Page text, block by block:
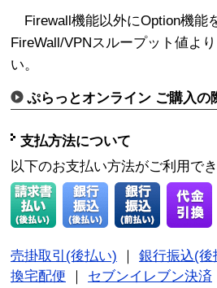
Firewall機能以外にOption機能
FireWall/VPNスループット値よ
い。
ぷらっとオンライン ご購入の
支払方法について
以下のお支払い方法がご利用で
売掛取引(後払い)
銀行振込(後
換宅配便
セブンイレブン決済